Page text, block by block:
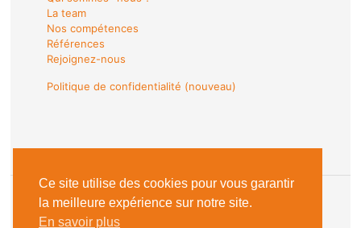
La team
Nos compétences
Références
Rejoignez-nous
Politique de confidentialité (nouveau)
Ce site utilise des cookies pour vous garantir
la meilleure expérience sur notre site.
En savoir plus